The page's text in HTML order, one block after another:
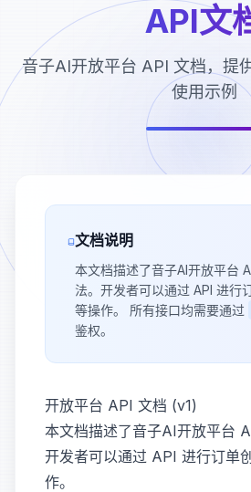
API文
音子AI开放平台 API 文档，提
使用示例
文档说明
本文档描述了音子AI开放平台
法。开发者可以通过 API 进行
等操作。 所有接口均需要通过
鉴权。
开放平台 API 文档 (v1)
本文档描述了音子AI开放平台
开发者可以通过 API 进行订单
作。